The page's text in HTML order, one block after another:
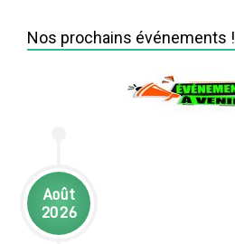
Nos prochains événements !
Août
2026